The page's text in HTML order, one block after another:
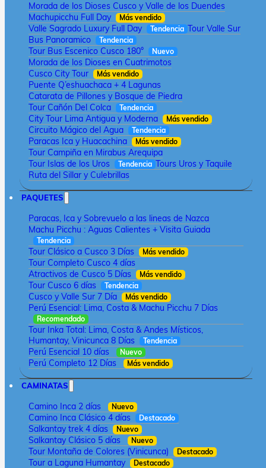
Morada de los Dioses Cusco y Valle de los Duendes
Machupicchu Full Day
Más vendido
Valle Sagrado Luxury Full Day Tendencia Tour Valle Sur
Bus Panoramico
Tendencia
Tour Bus Escenico Cusco 180° Nuevo
Morada de los Dioses en Cuatrimotos
Cusco City Tour
Más vendido
Puente Q’eshuachaca + 4 Lagunas
Catarata de Pillones y Bosque de Piedra
Tour Cañón Del Colca
Tendencia
City Tour Lima Antigua y Moderna Más vendido
Circuito Mágico del Agua Tendencia
Paracas Ica y Huacachina Más vendido
Tour Campiña en Mirabus Arequipa
Tour Islas de los Uros
Tendencia Tours Uros y Taquile
Ruta del Sillar y Culebrillas
PAQUETES
Paracas, Ica y Sobrevuelo a las lineas de Nazca
Machu Picchu : Aguas Calientes + Visita Guiada
Tendencia
Tour Clásico a Cusco 3 Días Más vendido
Tour Completo Cusco 4 días
Atractivos de Cusco 5 Días
Más vendido
Tour Cusco 6 días Tendencia
Cusco y Valle Sur 7 Día Más vendido
Perú Esencial: Lima, Costa & Machu Picchu 7 Días
Recomendado
Tour Inka Total: Lima, Costa & Andes Místicos,
Humantay, Vinicunca 8 Días
Tendencia
Perú Esencial 10 días Nuevo
Perú Completo 12 Días Más vendido
CAMINATAS
Camino Inca 2 días Nuevo
Camino Inca Clásico 4 días Destacado
Salkantay trek 4 días Nuevo
Salkantay Clásico 5 días Nuevo
Tour Montaña de Colores (Vinicunca) Destacado
Tour a Laguna Humantay Destacado